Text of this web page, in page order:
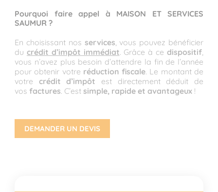
Pourquoi faire appel à MAISON ET SERVICES
SAUMUR ?
En choisissant nos services , vous pouvez bénéficier
du crédit d’impôt immédiat. Grâce à cedispositif
vous n’avez plus besoin d’attendre la fin de l’année
pour obtenir votre réduction fiscale. Le montant de
votre crédit d’impôt est directement déduit de
vos factures. C’est simple, rapide et avantageux !
DEMANDER UN DEVIS